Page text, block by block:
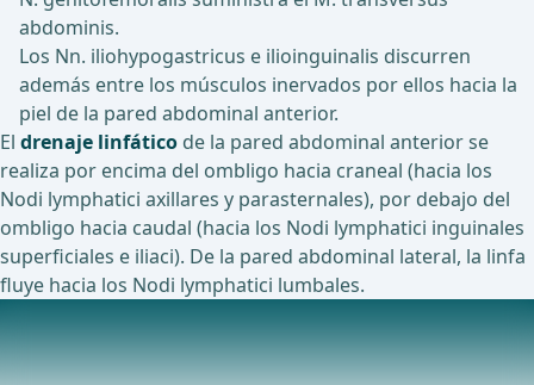
abdominis.
Los Nn. iliohypogastricus e ilioinguinalis discurren
además entre los músculos inervados por ellos hacia la
piel de la pared abdominal anterior.
El drenaje linfático de la pared abdominal anterior se
realiza por encima del ombligo hacia craneal (hacia los
Nodi lymphatici axillares y parasternales), por debajo del
ombligo hacia caudal (hacia los Nodi lymphatici inguinales
superficiales e iliaci). De la pared abdominal lateral, la linfa
fluye hacia los Nodi lymphatici lumbales.
Diálisis peritoneal: Influencias en el peritoneo y cambios
morfológicos, funcionales y clínicos resultantes